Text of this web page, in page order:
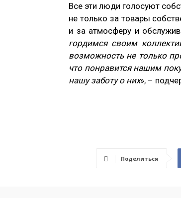
Все эти люди голосуют
не только за товары
и за атмосферу и
гордимся своим
возможность не только
что понравится нашим
нашу заботу о них», –
Поделиться